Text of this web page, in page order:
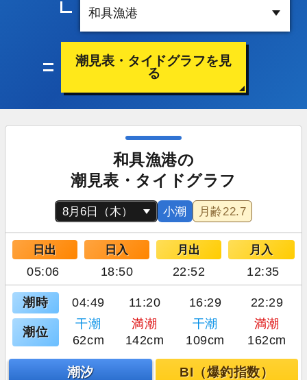
潮見表・タイドグラフを見
る
和具漁港の
潮見表・タイドグラフ
小潮 月齢22.7
日出 日入 月出 月入
05:06 18:50 22:52 12:35
潮時 04:49 11:20 16:29 22:29
潮位
干潮 満潮 干潮
満潮
62cm
142cm 109cm 162cm
潮汐 BI（爆釣指数）